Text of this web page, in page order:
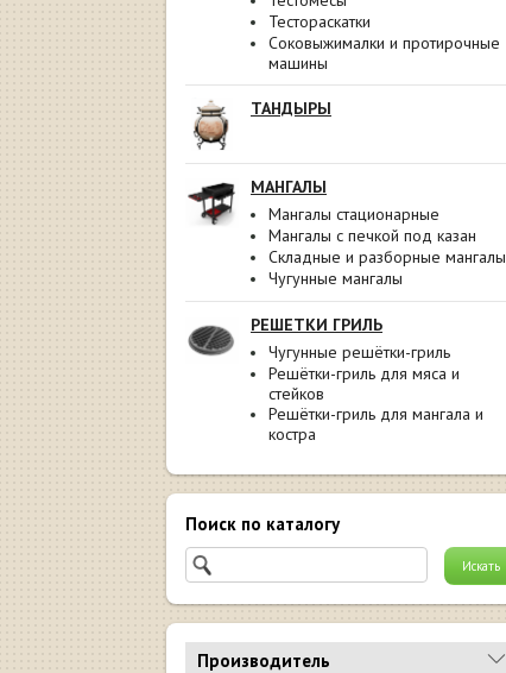
Тестораскатки
Соковыжималки и протирочные
машины
ТАНДЫРЫ
МАНГАЛЫ
Мангалы стационарные
Мангалы с печкой под казан
Складные и разборные мангалы
Чугунные мангалы
РЕШЕТКИ ГРИЛЬ
Чугунные решётки-гриль
Решётки-гриль для мяса и
стейков
Решётки-гриль для мангала и
костра
Поиск по каталогу
Производитель